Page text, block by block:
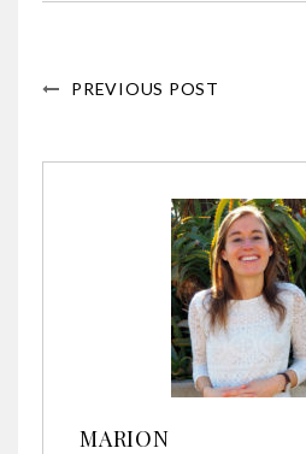
PREVIOUS POST
MARION